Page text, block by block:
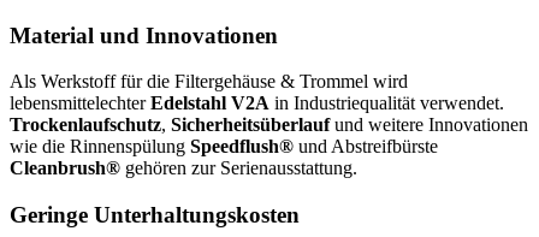
Material und Innovationen
Als Werkstoff für die Filtergehäuse & Trommel wird
lebensmittelechterEdelstahl V2A in Industriequalität verwendet.
Trockenlaufschutz, Sicherheitsüberlaufund weitere Innovationen
wie die Rinnenspülung Speedflush® und Abstreifbürste
Cleanbrush® gehören zur Serienausstattung.
Geringe Unterhaltungskosten